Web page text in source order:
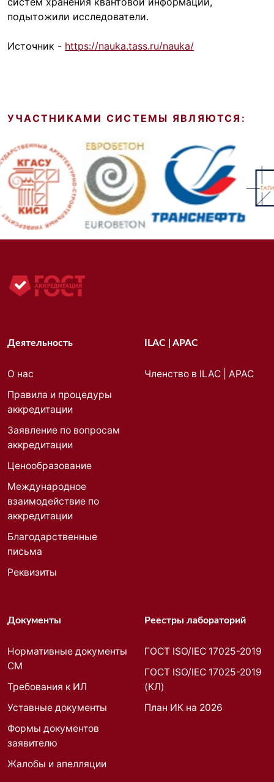
подытожили исследователи.
Источник - https://nauka.tass.ru/nauka/
УЧАСТНИКАМИ СИСТЕМЫ ЯВЛЯЮТСЯ:
Деятельность
О нас
Правила и процедуры
аккредитации
Заявление по вопросам
аккредитации
Ценообразование
Международное
взаимодействие по
аккредитации
Благодарственные
письма
Реквизиты
ILAC | APAC
Членство в ILAC | APAC
Документы
Нормативные документы
СМ
Требования к ИЛ
Уставные документы
Формы документов
заявителю
Жалобы и апелляции
Реестры лабораторий
ГОСТ ISO/IEC 17025-2019
ГОСТ ISO/IEC 17025-2019
(КЛ)
План ИК на 2026